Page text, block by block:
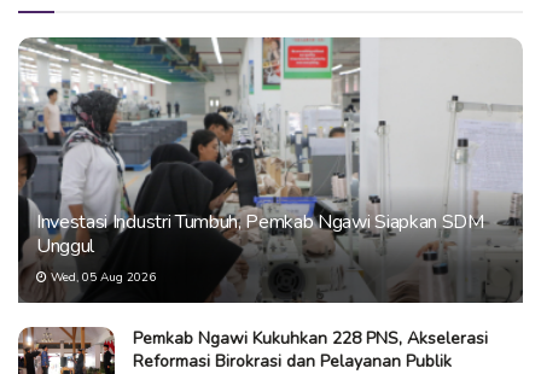
Investasi Industri Tumbuh, Pemkab Ngawi Siapkan SDM
Unggul
Wed, 05 Aug 2026
Pemkab Ngawi Kukuhkan 228 PNS, Akselerasi
Reformasi Birokrasi dan Pelayanan Publik